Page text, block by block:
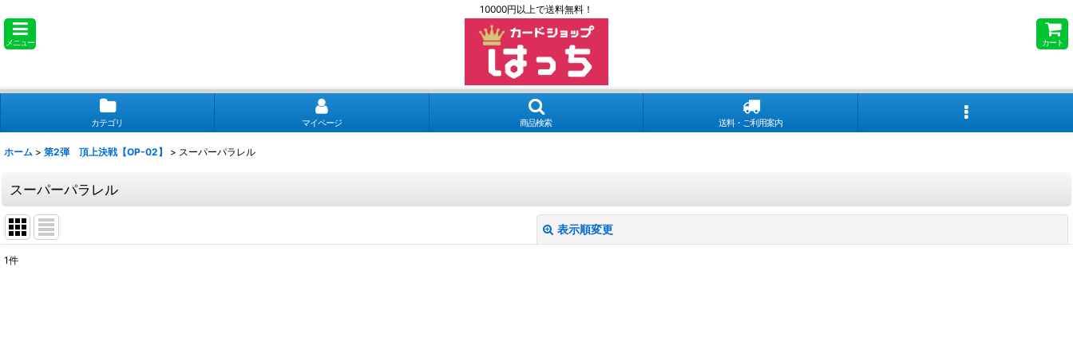
10000円以上で送料無料！
メニュー カート
カテゴリ マイページ 商品検索 送料・ご利用案内
ホーム > 第2弾 頂上決戦【OP-02】 > スーパーパラレル
スーパーパラレル
表示順変更
1件